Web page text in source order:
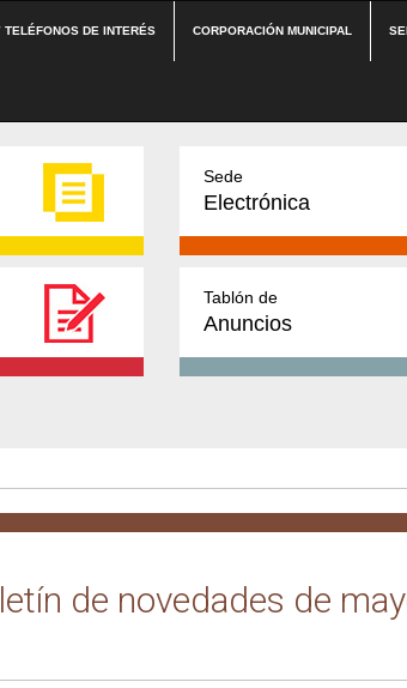
DE INTERÉS CORPORACIÓN MUNICIPAL
Sede
Electrónica
Tablón de
Anuncios
de novedades de